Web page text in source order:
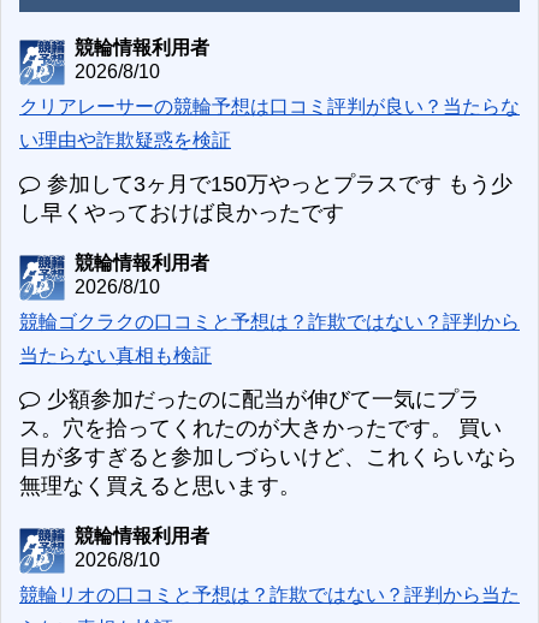
競輪情報利用者
2026/8/10
クリアレーサーの競輪予想は口コミ評判が良い？当たらな
い理由や詐欺疑惑を検証
参加して3ヶ月で150万やっとプラスです もう少
し早くやっておけば良かったです
競輪情報利用者
2026/8/10
競輪ゴクラクの口コミと予想は？詐欺ではない？評判から
当たらない真相も検証
少額参加だったのに配当が伸びて一気にプラ
ス。穴を拾ってくれたのが大きかったです。 買い
目が多すぎると参加しづらいけど、これくらいなら
無理なく買えると思います。
競輪情報利用者
2026/8/10
競輪リオの口コミと予想は？詐欺ではない？評判から当た